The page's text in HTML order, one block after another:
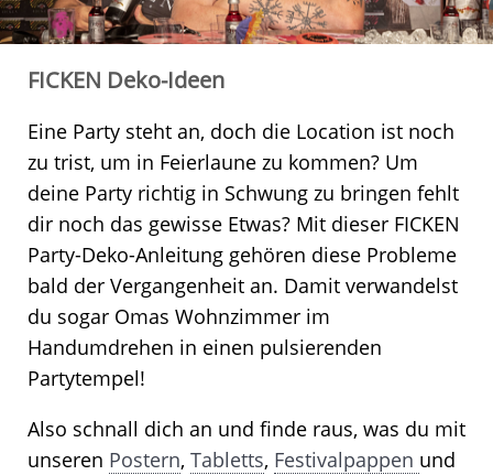
FICKEN Deko-Ideen
Eine Party steht an, doch die Location ist noch
zu trist, um in Feierlaune zu kommen? Um
deine Party richtig in Schwung zu bringen fehlt
dir noch das gewisse Etwas? Mit dieser FICKEN
Party-Deko-Anleitung gehören diese Probleme
bald der Vergangenheit an. Damit verwandelst
du sogar Omas Wohnzimmer im
Handumdrehen in einen pulsierenden
Partytempel!
Also schnall dich an und finde raus, was du mit
unseren Postern, Tabletts, Festivalpappen und